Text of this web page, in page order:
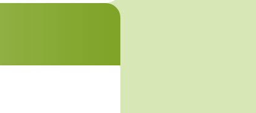
は、web
は含まれ
クス」を